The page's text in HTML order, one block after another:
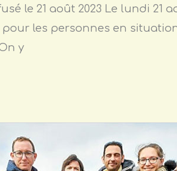
le 21 août 2023 Le lundi 21
les personnes en
y